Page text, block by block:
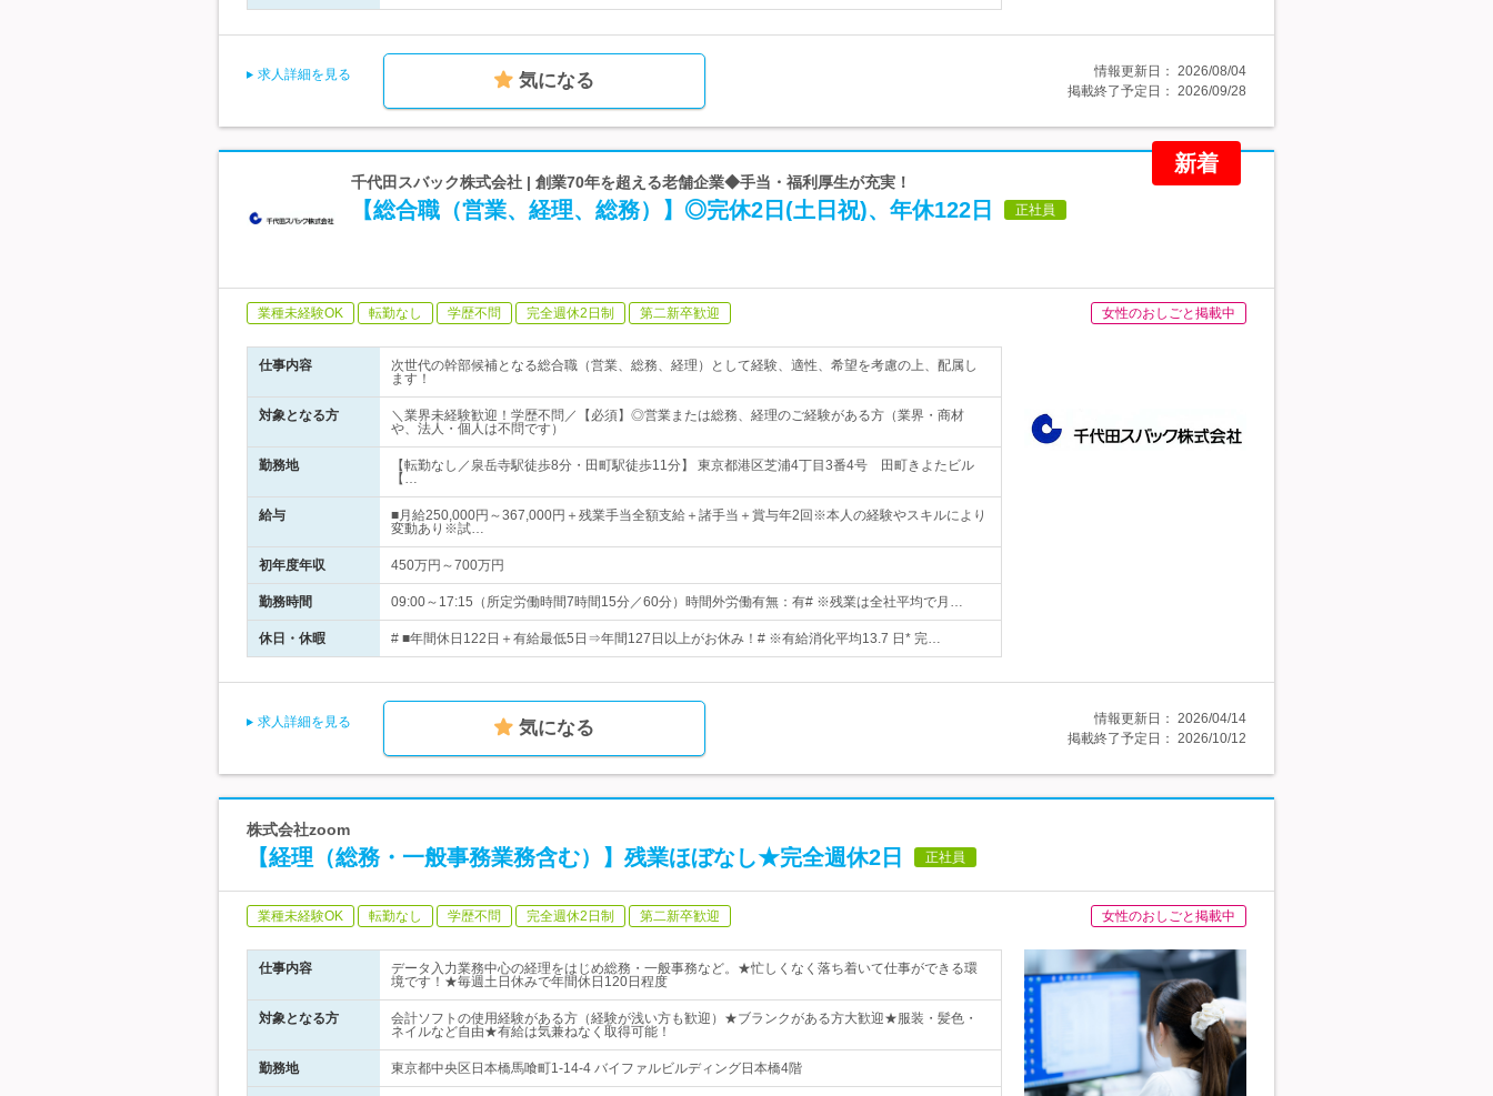
求人詳細を見る 気になる 情報更新日： 2026/08/04
掲載終了予定日： 2026/09/28
新着
千代田スバック株式会社 | 創業70年を超える老舗企業◆手当・福利厚生が充実！
【総合職（営業、経理、総務）】◎完休2日(土日祝)、年休122日 正社員
業種未経験OK 転勤なし 学歴不問 完全週休2日制 第二新卒歓迎 女性のおしごと掲載中
仕事内容
次世代の幹部候補となる総合職（営業、総務、経理）として経験、適性、希望を考慮の上、配属し
ます！
対象となる方
＼業界未経験歓迎！学歴不問／【必須】◎営業または総務、経理のご経験がある方（業界・商材
や、法人・個人は不問です）
勤務地
【転勤なし／泉岳寺駅徒歩8分・田町駅徒歩11分】 東京都港区芝浦4丁目3番4号 田町きよたビル
【…
給与
■月給250,000円～367,000円＋残業手当全額支給＋諸手当＋賞与年2回※本人の経験やスキルにより
変動あり※試…
初年度年収 450万円～700万円
勤務時間 09:00～17:15（所定労働時間7時間15分／60分）時間外労働有無：有# ※残業は全社平均で月…
休日・休暇 # ■年間休日122日＋有給最低5日⇒年間127日以上がお休み！# ※有給消化平均13.7 日* 完…
求人詳細を見る 気になる 情報更新日： 2026/04/14
掲載終了予定日： 2026/10/12
株式会社zoom
【経理（総務・一般事務業務含む）】残業ほぼなし★完全週休2日 正社員
業種未経験OK 転勤なし 学歴不問 完全週休2日制 第二新卒歓迎 女性のおしごと掲載中
仕事内容
データ入力業務中心の経理をはじめ総務・一般事務など。★忙しくなく落ち着いて仕事ができる環
境です！★毎週土日休みで年間休日120日程度
対象となる方
会計ソフトの使用経験がある方（経験が浅い方も歓迎）★ブランクがある方大歓迎★服装・髪色・
ネイルなど自由★有給は気兼ねなく取得可能！
勤務地 東京都中央区日本橋馬喰町1-14-4 バイファルビルディング日本橋4階